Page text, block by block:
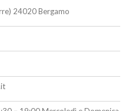
24020 Bergamo